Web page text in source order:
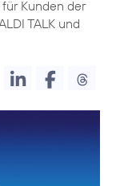
Kunden der
TALK und